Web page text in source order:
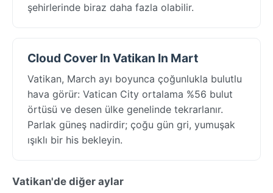
şehirlerinde biraz daha fazla olabilir.
Cloud Cover In Vatikan In Mart
Vatikan, March ayı boyunca çoğunlukla bulutlu
hava görür: Vatican City ortalama %56 bulut
örtüsü ve desen ülke genelinde tekrarlanır.
Parlak güneş nadirdir; çoğu gün gri, yumuşak
ışıklı bir his bekleyin.
Vatikan'de diğer aylar